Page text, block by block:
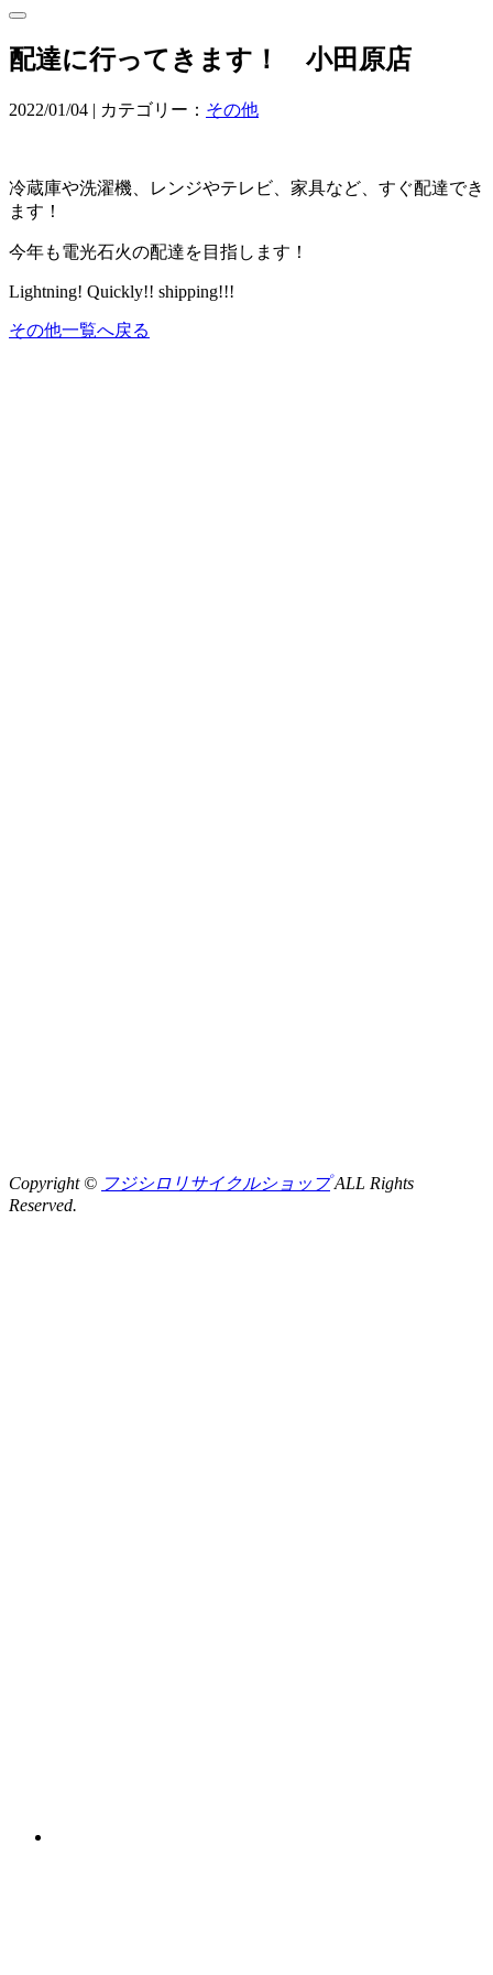
配達に行ってきます！ 小田原店
2022/01/04 | カテゴリー： その他
冷蔵庫や洗濯機、レンジやテレビ、家具など、すぐ配達でき
ます！
今年も電光石火の配達を目指します！
Lightning! Quickly!! shipping!!!
その他一覧へ戻る
Copyright © フジシロリサイクルショップALL Rights
Reserved.